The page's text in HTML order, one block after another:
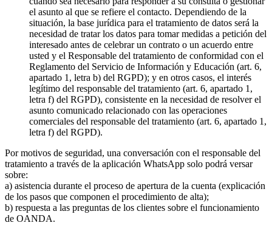
el asunto al que se refiere el contacto. Dependiendo de la
situación, la base jurídica para el tratamiento de datos será la
necesidad de tratar los datos para tomar medidas a petición del
interesado antes de celebrar un contrato o un acuerdo entre
usted y el Responsable del tratamiento de conformidad con el
Reglamento del Servicio de Información y Educación (art. 6,
apartado 1, letra b) del RGPD); y en otros casos, el interés
legítimo del responsable del tratamiento (art. 6, apartado 1,
letra f) del RGPD), consistente en la necesidad de resolver el
asunto comunicado relacionado con las operaciones
comerciales del responsable del tratamiento (art. 6, apartado 1,
letra f) del RGPD).
Por motivos de seguridad, una conversación con el responsable del
tratamiento a través de la aplicación WhatsApp solo podrá versar
sobre:
a) asistencia durante el proceso de apertura de la cuenta (explicación
de los pasos que componen el procedimiento de alta);
b) respuesta a las preguntas de los clientes sobre el funcionamiento
de OANDA.